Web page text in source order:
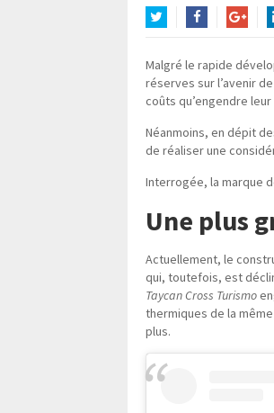
Malgré le rapide
réserves sur l’avenir
coûts qu’engendre
Néanmoins, en dépit
de réaliser une
Interrogée, la marque
Une plus
Actuellement, le
qui, toutefois, est
Taycan Cross Turismo
thermiques de la
plus.